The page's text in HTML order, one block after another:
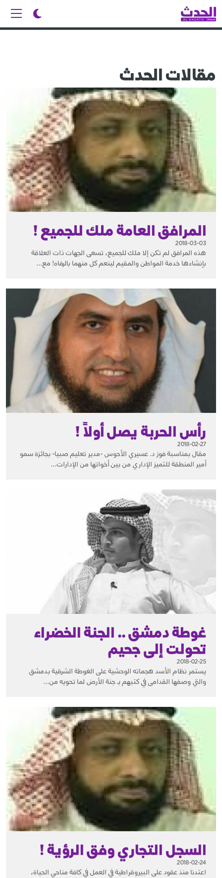
مقالات الحدث
المرافق العامة ملك للجميع !
2018-03-03
هذه المرافق لم تكن إلا ملك للجميع، تسعى الجهات ذات العلاقة
بإنشاءها خدمة المواطن والمقيم لينعم كل منهما بالرفاه! مع...
رأس الحربة يصل أولاً !
2018-02-27
مقال بمناسبة فوز د. عسيري الأحوس -مدير تعليم صبيا- بجائزة سمو
أمير المنطقة للتميز الإداري من بين أخواتها من الإدارات...
غوطة دمشق .. الجنة الخضراء
تحولت إلى جحيم
2018-02-25
يستمر نظام الأسد هجماته الوحشية على الغوطة الشرقية بدمشق
والتي وصفها القدامى في كتبهم بـ جنة الأرض لما تحويه من...
السجل التجاري وفق الرؤية !
2018-02-24
اعتدنا منذ عقود على البيروقراطية في العمل في كافة مناحي الحياة،